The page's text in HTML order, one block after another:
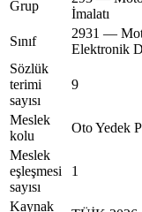
Grup
İmalatı
Sınıf
2931 —
Elektronik
Sözlük
terimi
sayısı
9
Meslek
kolu
Oto Yedek
Meslek
eşleşmesi
sayısı
1
Kaynak